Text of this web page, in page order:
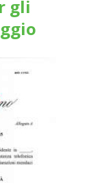
gli